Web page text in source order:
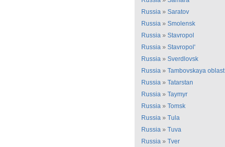
Russia » Saratov
Russia » Smolensk
Russia » Stavropol
Russia » Stavropol'
Russia » Sverdlovsk
Russia » Tambovskaya oblast
Russia » Tatarstan
Russia » Taymyr
Russia » Tomsk
Russia » Tula
Russia » Tuva
Russia » Tver